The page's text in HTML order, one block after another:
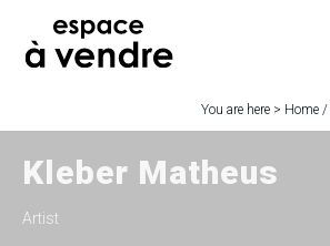
You are here > Home /
Kleber Matheus
Artist